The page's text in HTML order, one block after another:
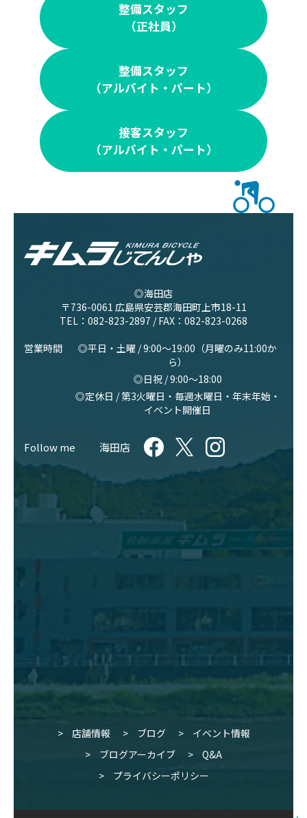
整備スタッフ
（正社員）
整備スタッフ
（アルバイト・パート）
接客スタッフ
（アルバイト・パート）
◎海田店
〒736-0061 広島県安芸郡海田町上市18-11
TEL： 082-823-2897 / FAX：082-823-0268
営業時間
◎平日・土曜 / 9:00〜19:00（月曜のみ11:00か
ら）
◎日祝 / 9:00〜18:00
◎定休日 / 第3火曜日・毎週水曜日・年末年始・
イベント開催日
Follow me 海田店
店舗情報 ブログ
イベント情報
ブログアーカイブ
Q&A
プライバシーポリシー